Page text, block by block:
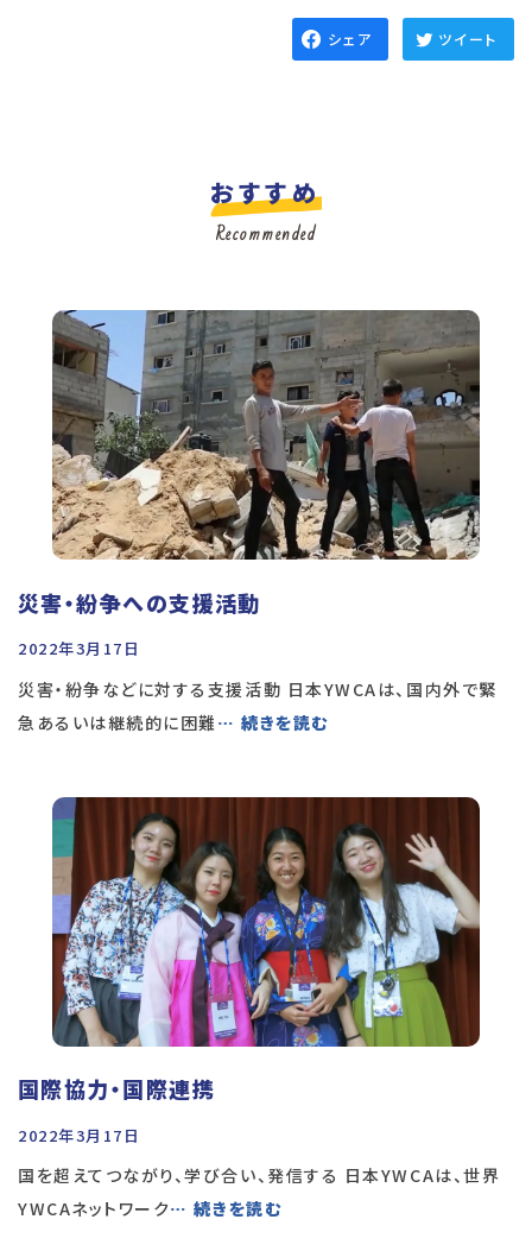
シェア ツイート
おすすめ
Recommended
災害・紛争への支援活動
2022年3月17日
災害・紛争などに対する支援活動 日本YWCAは、国内外で緊
急あるいは継続的に困難 … 続きを読む
国際協力・国際連携
2022年3月17日
国を超えてつながり、学び合い、発信する 日本YWCAは、世界
YWCAネットワーク… 続きを読む